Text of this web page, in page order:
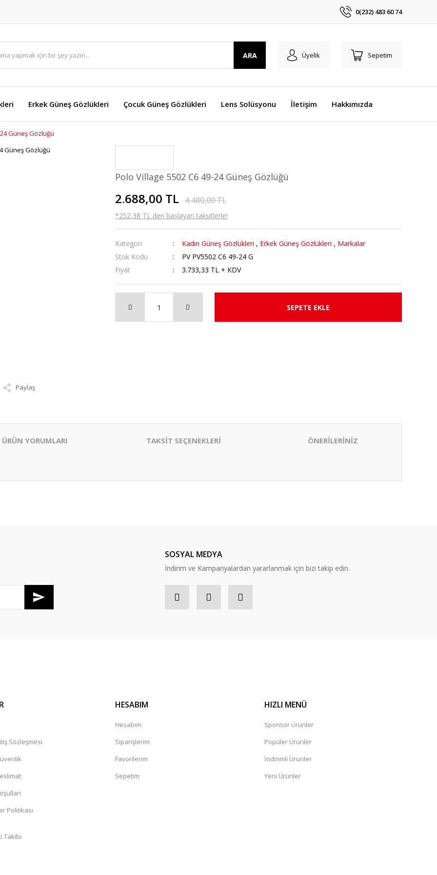
0(232) 483 60 74
ARA Üyelik Sepetim
Erkek Güneş Gözlükleri Çocuk Güneş Gözlükleri Lens Solüsyonu İletişim Hakkımızda
Güneş Gözlüğü
Paylaş
Polo Village 5502 C6 49-24 Güneş Gözlüğü
2.688,00 TL 4.480,00 TL
*252,38 TL den başlayan taksitlerle!
Kategori Kadın Güneş Gözlükleri , Erkek Güneş Gözlükleri , Markalar
Stok Kodu
PV PV5502 C6 49-24 G
Fiyat
3.733,33 TL + KDV
SEPETE EKLE
ÜRÜN YORUMLARI TAKSİT SEÇENEKLERİ ÖNERİLERİNİZ
SOSYAL MEDYA
İndirim ve Kampanyalardan yararlanmak için bizi takip edin.
Sözleşmesi
Politikası
Takibi
HESABIM
Hesabım
Siparişlerim
Favorilerim
Sepetim
HIZLI MENÜ
Sponsor Ürünler
Popüler Ürünler
İndirimli Ürünler
Yeni Ürünler